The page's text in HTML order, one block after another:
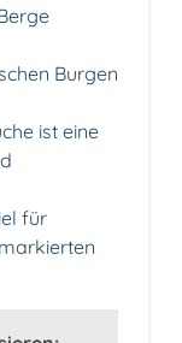
Burgen
ist eine
für